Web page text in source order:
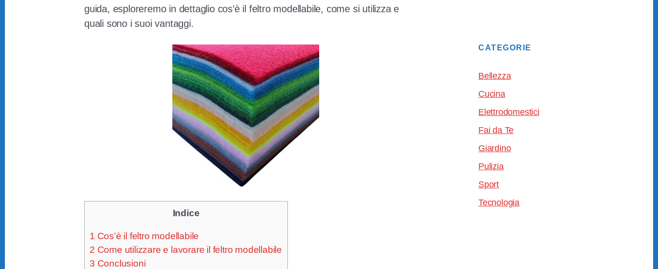
guida, esploreremo in dettaglio cos’è il feltro modellabile, come si utilizza e
quali sono i suoi vantaggi.
Indice
1 Cos’è il feltro modellabile
2 Come utilizzare e lavorare il feltro modellabile
3 Conclusioni
CATEGORIE
Bellezza
Cucina
Elettrodomestici
Fai da Te
Giardino
Pulizia
Sport
Tecnologia